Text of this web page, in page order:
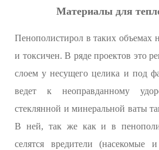
Материалы для
Пенополистирол в таких объемах
и токсичен. В ряде проектов это
слоем у несущего целика и под
ведет к неоправданному
стеклянной и минеральной ваты
В ней, так же как и в
селятся вредители